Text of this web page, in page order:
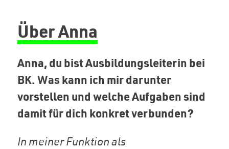
Über Anna
Anna, du bist Ausbildungsleiterin bei
BK. Was kann ich mir darunter
vorstellen und welche Aufgaben sind
damit für dich konkret verbunden?
In meiner Funktion als